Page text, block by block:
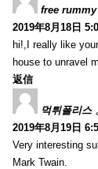
free
2019年8月18日
hi!,I really like
house to unravel
返信
먹튀폴리스
2019年8月19日
Very interesting
Mark Twain.